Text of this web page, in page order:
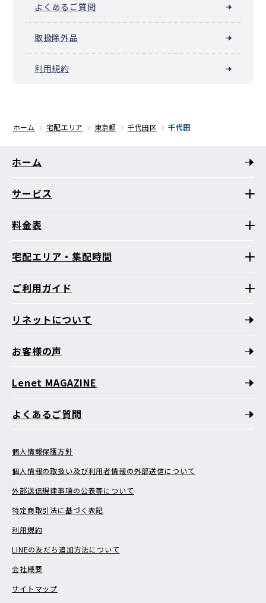
よくあるご質問
取扱除外品
利用規約
ホーム 宅配エリア 東京都 千代田区 千代田
ホーム
サービス
料金表
宅配エリア・集配時間
ご利用ガイド
リネットについて
お客様の声
Lenet MAGAZINE
よくあるご質問
個人情報保護方針
個人情報の取扱い及び利用者情報の外部送信について
外部送信規律事項の公表等について
特定商取引法に基づく表記
利用規約
LINEの友だち追加方法について
会社概要
サイトマップ